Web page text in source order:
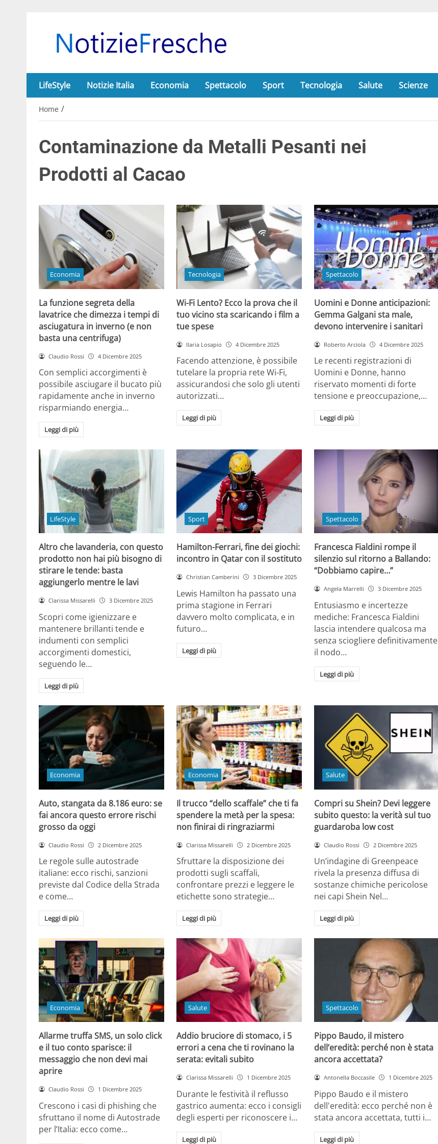
LifeStyle Notizie Italia Economia Spettacolo Sport Tecnologia Salute Scienze
Home /
Contaminazione da Metalli Pesanti nei
Prodotti al Cacao
Economia
La funzione segreta della
lavatrice che dimezza i tempi di
asciugatura in inverno (e non
basta una centrifuga)
Claudio Rossi 4 Dicembre 2025
Con semplici accorgimenti è
possibile asciugare il bucato più
rapidamente anche in inverno
risparmiando energia…
Leggi di più
Tecnologia
Wi-Fi Lento? Ecco la prova che il
tuo vicino sta scaricando i film a
tue spese
Ilaria Losapio 4 Dicembre 2025
Facendo attenzione, è possibile
tutelare la propria rete Wi-Fi,
assicurandosi che solo gli utenti
autorizzati…
Leggi di più
Spettacolo
Uomini e Donne anticipazioni:
Gemma Galgani sta male,
devono intervenire i sanitari
Roberto Arciola 4 Dicembre 2025
Le recenti registrazioni di
Uomini e Donne, hanno
riservato momenti di forte
tensione e preoccupazione,…
Leggi di più
LifeStyle
Altro che lavanderia, con questo
prodotto non hai più bisogno di
stirare le tende: basta
aggiungerlo mentre le lavi
Clarissa Missarelli 3 Dicembre 2025
Scopri come igienizzare e
mantenere brillanti tende e
indumenti con semplici
accorgimenti domestici,
seguendo le…
Leggi di più
Sport
Hamilton-Ferrari, fine dei giochi:
incontro in Qatar con il sostituto
Christian Camberini 3 Dicembre 2025
Lewis Hamilton ha passato una
prima stagione in Ferrari
davvero molto complicata, e in
futuro…
Leggi di più
Spettacolo
Francesca Fialdini rompe il
silenzio sul ritorno a Ballando:
“Dobbiamo capire…”
Angela Marrelli 3 Dicembre 2025
Entusiasmo e incertezze
mediche: Francesca Fialdini
lascia intendere qualcosa ma
senza sciogliere definitivamente
il nodo…
Leggi di più
Economia
Auto, stangata da 8.186 euro: se
fai ancora questo errore rischi
grosso da oggi
Claudio Rossi 2 Dicembre 2025
Le regole sulle autostrade
italiane: ecco rischi, sanzioni
previste dal Codice della Strada
e come…
Leggi di più
Economia
Il trucco “dello scaffale” che ti fa
spendere la metà per la spesa:
non finirai di ringraziarmi
Clarissa Missarelli 2 Dicembre 2025
Sfruttare la disposizione dei
prodotti sugli scaffali,
confrontare prezzi e leggere le
etichette sono strategie…
Leggi di più
Salute
Compri su Shein? Devi leggere
subito questo: la verità sul tuo
guardaroba low cost
Claudio Rossi 2 Dicembre 2025
Un’indagine di Greenpeace
rivela la presenza diffusa di
sostanze chimiche pericolose
nei capi Shein Nel…
Leggi di più
Economia
Allarme truffa SMS, un solo click
e il tuo conto sparisce: il
messaggio che non devi mai
aprire
Claudio Rossi 1 Dicembre 2025
Crescono i casi di phishing che
sfruttano il nome di Autostrade
per l’Italia: ecco come…
Salute
Addio bruciore di stomaco, i 5
errori a cena che ti rovinano la
serata: evitali subito
Clarissa Missarelli 1 Dicembre 2025
Durante le festività il reflusso
gastrico aumenta: ecco i consigli
degli esperti per riconoscere i…
Leggi di più
Spettacolo
Pippo Baudo, il mistero
dell’eredità: perché non è stata
ancora accettata?
Antonella Boccasile 1 Dicembre 2025
Pippo Baudo e il mistero
dell'eredità: ecco perché non è
stata ancora accettata, tutti i…
Leggi di più